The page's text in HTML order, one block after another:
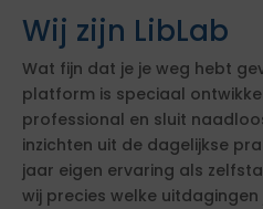
Wij zijn LibLab
Wat fijn dat je je weg hebt
platform is speciaal
professional en sluit
inzichten uit de dagelijkse
jaar eigen ervaring als
wij precies welke